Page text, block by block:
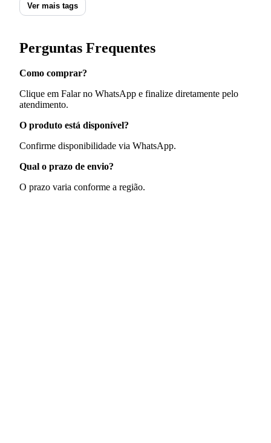
Ver mais tags
Perguntas Frequentes
Como comprar?
Clique em Falar no WhatsApp e finalize diretamente pelo
atendimento.
O produto está disponível?
Confirme disponibilidade via WhatsApp.
Qual o prazo de envio?
O prazo varia conforme a região.